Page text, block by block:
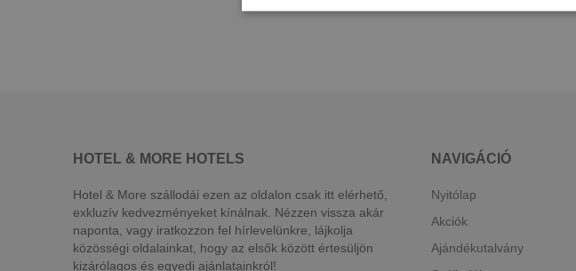
HOTEL & MORE HOTELS
Hotel & More szállodái ezen az oldalon csak itt elérhető,
exkluzív kedvezményeket kínálnak. Nézzen vissza akár
naponta, vagy iratkozzon fel hírlevelünkre, lájkolja
közösségi oldalainkat, hogy az elsők között értesüljön
kizárólagos és egyedi ajánlatainkról!
NAVIGÁCIÓ
Nyitólap
Akciók
Ajándékutalvány